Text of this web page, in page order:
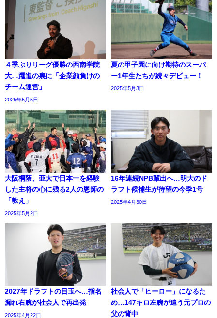
４季ぶりリーグ優勝の西南学院
大…躍進の裏に「企業顔負けの
チーム運営」
2025年5月5日
夏の甲子園に向け期待のスーパ
ー1年生たちが続々デビュー！
2025年5月3日
大阪桐蔭、亜大で日本一を経験
した主将の心に残る2人の恩師の
「教え」
2025年5月2日
16年連続NPB輩出へ…明大のド
ラフト候補生が待望の今季1号
2025年4月30日
2027年ドラフトの目玉へ…指名
漏れ右腕が社会人で再出発
2025年4月22日
社会人で「ヒーロー」になるた
め…147キロ左腕が追う元プロの
父の背中